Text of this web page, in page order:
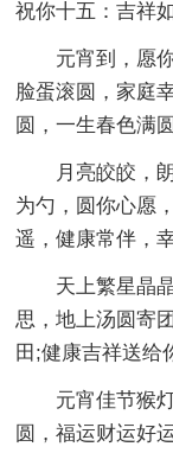
祝你十五：吉祥
元宵到，愿
脸蛋滚圆，家庭
圆，一生春色满
月亮皎皎，
为勺，圆你心愿
遥，健康常伴，
天上繁星晶
思，地上汤圆寄
田;健康吉祥送给
元宵佳节猴
圆，福运财运好